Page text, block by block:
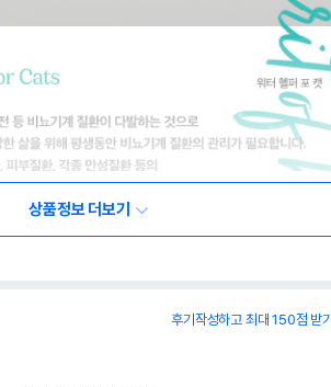
상품정보 더보기
후기작성하고 최대 150점 받기